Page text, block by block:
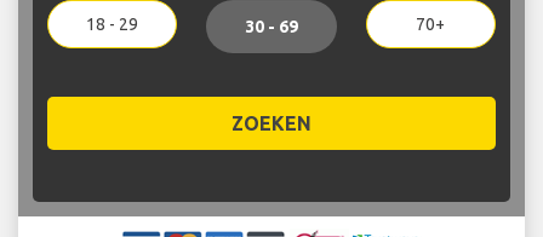
18 - 29 30 - 69 70+
ZOEKEN